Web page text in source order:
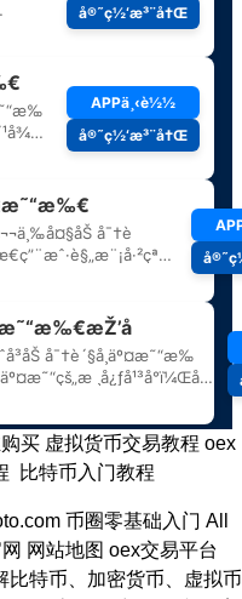
买 虚拟货币交易教程 oex
比特币入门教程
币圈零基础入门 All
网站地图 oex交易平台
比特币、加密货币、虚拟币